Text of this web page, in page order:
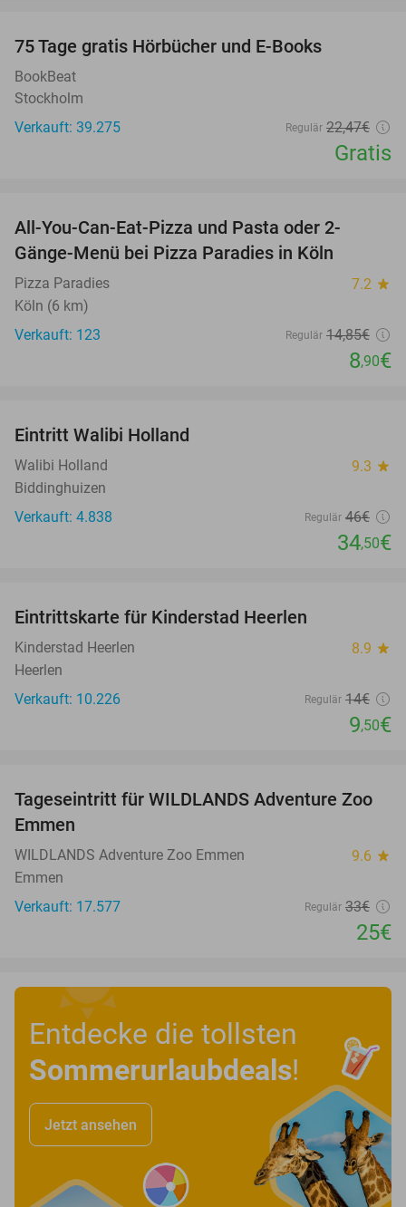
75 Tage gratis Hörbücher und E-Books
BookBeat
Stockholm
Verkauft: 39.275
Regulär 22,47€
Gratis
All-You-Can-Eat-Pizza und Pasta oder 2-
Gänge-Menü bei Pizza Paradies in Köln
Pizza Paradies 7.2 star
Köln (6 km)
Verkauft: 123
Regulär 14,85€
8,90€
Eintritt Walibi Holland
Walibi Holland 9.3 star
Biddinghuizen
Verkauft: 4.838
Regulär 46€
34,50€
Eintrittskarte für Kinderstad Heerlen
Kinderstad Heerlen 8.9 star
Heerlen
Verkauft: 10.226
Regulär 14€
9,50€
24%
Tageseintritt für WILDLANDS Adventure Zoo
Emmen
WILDLANDS Adventure Zoo Emmen 9.6 star
Emmen
Verkauft: 17.577
Regulär 33€
25€
Entdecke die tollsten
Sommerurlaubdeals!
Jetzt ansehen